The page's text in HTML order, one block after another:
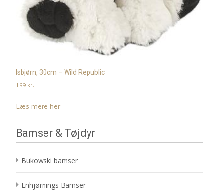
Isbjørn, 30cm – Wild Republic
199 kr.
Læs mere her
Bamser & Tøjdyr
Bukowski bamser
Enhjørnings Bamser